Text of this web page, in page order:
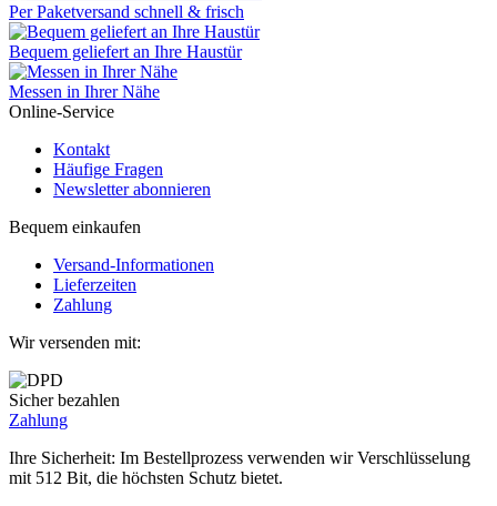
Per Paketversand schnell & frisch
Bequem geliefert an Ihre Haustür
Messen in Ihrer Nähe
Online-Service
Kontakt
Häufige Fragen
Newsletter abonnieren
Bequem einkaufen
Versand-Informationen
Lieferzeiten
Zahlung
Wir versenden mit:
Sicher bezahlen
Zahlung
Ihre Sicherheit: Im Bestellprozess verwenden wir Verschlüsselung
mit 512 Bit, die höchsten Schutz bietet.